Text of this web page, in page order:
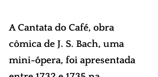
A Cantata do Café, obra
cômica de J. S. Bach, uma
mini-ópera, foi apresentada